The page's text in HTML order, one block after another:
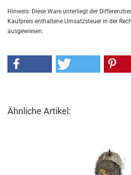
Hinweis: Diese Ware unterliegt der
Kaufpreis enthaltene Umsatzsteuer in der
ausgewiesen.
Ähnliche Artikel: